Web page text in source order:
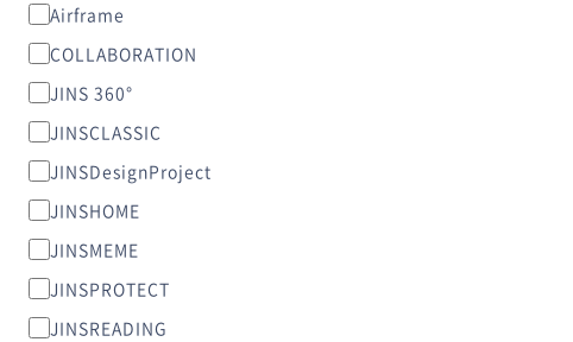
Airframe
COLLABORATION
JINS 360°
JINSCLASSIC
JINSDesignProject
JINSHOME
JINSMEME
JINSPROTECT
JINSREADING